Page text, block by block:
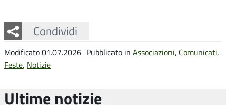
Condividi
Facebook
Twitter
Whatsapp
Modificato 01.07.2026 Pubblicato in Associazioni, Comunicati,
Feste, Notizie
Ultime notizie